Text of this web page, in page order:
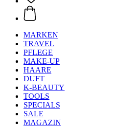
MARKEN
TRAVEL
PFLEGE
MAKE-UP
HAARE
DUFT
K-BEAUTY
TOOLS
SPECIALS
SALE
MAGAZIN